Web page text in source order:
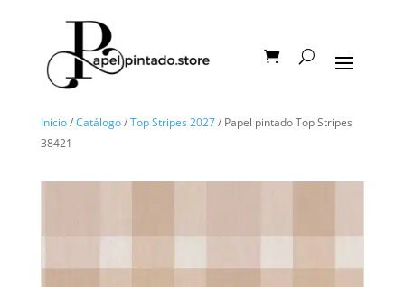
Inicio/Catálogo/Top Stripes 2027/ Papel pintado Top Stripes
38421